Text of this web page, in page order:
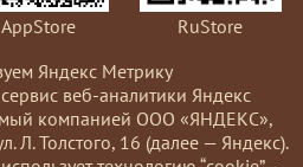
AppStore
RuStore
Яндекс Метрику
сервис веб-аналитики Яндекс
компанией ООО «ЯНДЕКС»,
Л. Толстого, 16 (далее — Яндекс).